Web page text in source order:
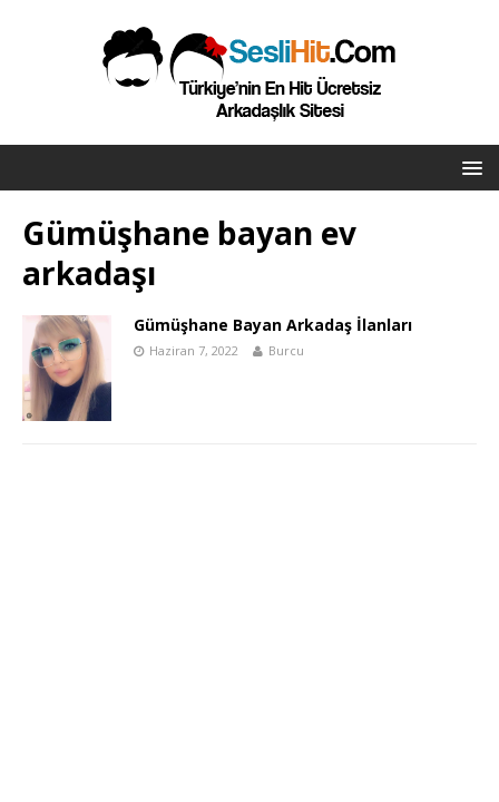
Gümüşhane bayan ev
arkadaşı
Gümüşhane Bayan Arkadaş İlanları
Haziran 7, 2022 Burcu